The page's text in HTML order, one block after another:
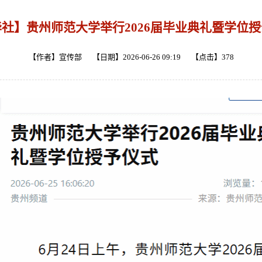
】贵州师范大学举行2026届毕业典礼暨学位
【作者】宣传部 【日期】2026-06-26 09:19 【点击】 378